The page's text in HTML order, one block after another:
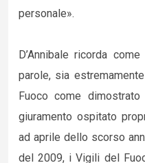
personale».
D’Annibale ricorda
parole, sia
Fuoco come
giuramento ospitato
ad aprile dello scorso
del 2009, i Vigili del